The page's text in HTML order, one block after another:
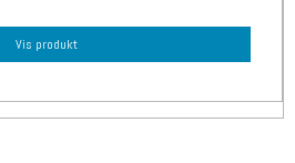
Vis produkt